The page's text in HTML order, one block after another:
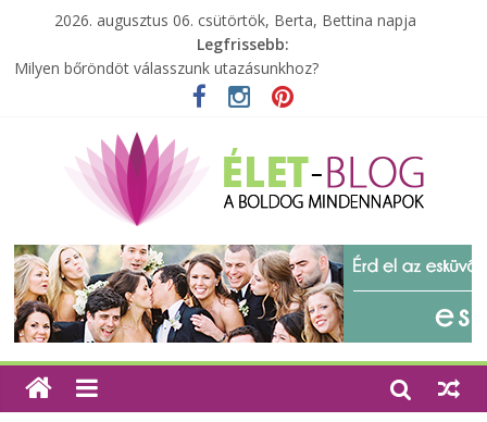
2026. augusztus 06. csütörtök, Berta, Bettina napja
Legfrissebb:
A zöld forradalom: A mosó- és parfümtermékek környezetbarát
szempontjainak erősítése
Milyen bőröndöt válasszunk utazásunkhoz?
Tartalék ajándék, amit szívesen megtartasz magadnak
Különleges tömörfa ládák Indiából